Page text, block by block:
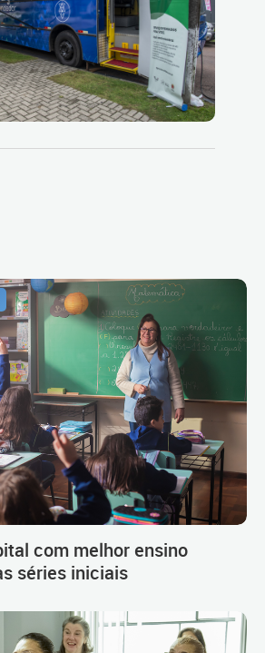
com melhor ensino
séries iniciais